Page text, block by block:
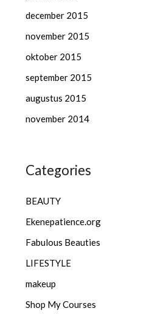
december 2015
november 2015
oktober 2015
september 2015
augustus 2015
november 2014
Categories
BEAUTY
Ekenepatience.org
Fabulous Beauties
LIFESTYLE
makeup
Shop My Courses